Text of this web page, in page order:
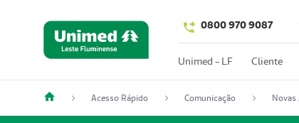
0800 970 9087
Unimed - LF Cliente
Acesso Rápido Comunicação Novas